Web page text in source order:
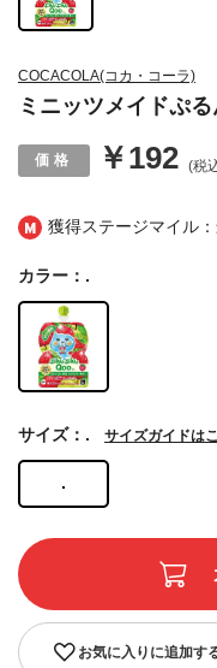
獲得ステージマイル
COCACOLA(コカ・コーラ)
ミニッツメイドぷ
￥192 (税
カラー：.
.
サイズ：. サイズガイドは
お気に入りに追加す